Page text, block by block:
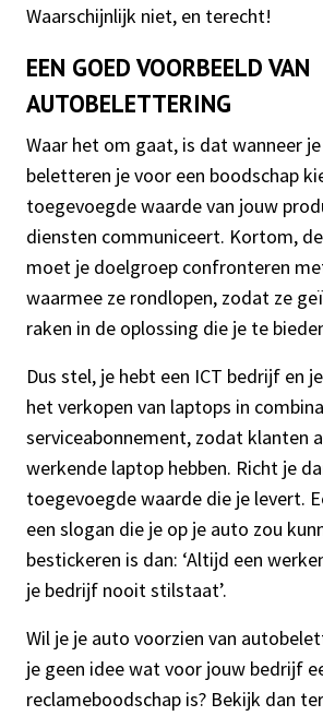
Waarschijnlijk niet, en terecht!
EEN GOED VOORBEELD VAN
AUTOBELETTERING
Waar het om gaat, is dat wanneer
beletteren je voor een boodschap
toegevoegde waarde van jouw
diensten communiceert. Kortom,
moet je doelgroep confronteren
waarmee ze rondlopen, zodat ze
raken in de oplossing die je te
Dus stel, je hebt een ICT bedrijf en
het verkopen van laptops in
serviceabonnement, zodat klanten
werkende laptop hebben. Richt je
toegevoegde waarde die je levert.
een slogan die je op je auto zou
bestickeren is dan: ‘Altijd een
je bedrijf nooit stilstaat’.
Wil je je auto voorzien van
je geen idee wat voor jouw bedrijf
reclameboodschap is? Bekijk dan